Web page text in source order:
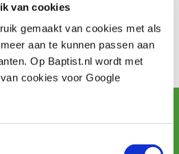
van cookies
gemaakt van cookies met als
aan te kunnen passen aan
Op Baptist.nl wordt met
cookies voor Google